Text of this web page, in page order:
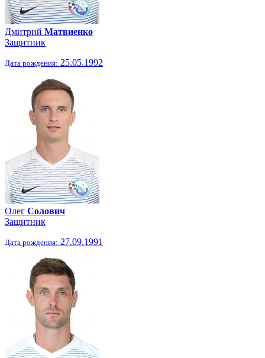
Дмитрий Матвиенко
Защитник
Дата рождения: 25.05.1992
Олег Солович
Защитник
Дата рождения: 27.09.1991